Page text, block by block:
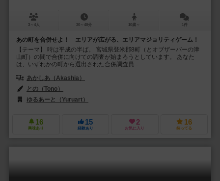
3～4人 30～40分 10歳～ 1件
あの町を合併せよ！ エリアが広がる、エリアマジョリティゲーム！
【テーマ】 時は平成の半ば。 宮城県登米郡8町（とオブザーバーの津
山町）の間で合併に向けての調査が始まろうとしています。 あなた
は、いずれかの町から選出された合併調査員...
あかしあ（Akashia）
との（Tono）
ゆるあーと（Yuruart）
16
興味あり
15
経験あり
2
お気に入り
16
持ってる